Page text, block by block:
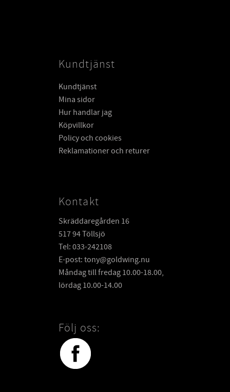
Kundtjänst
Kundtjänst
Mina sidor
Hur handlar jag
Köpvillkor
Policy och cookies
Reklamationer och returer
Kontakt
Skräddaregården 16
517 94 Töllsjö
Tel: 033-242108
E-post: tony@goldwing.nu
Måndag till fredag 10.00-18.00,
lördag 10.00-14.00
Följ oss: